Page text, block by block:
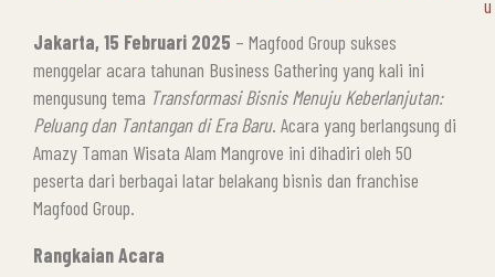
Jakarta, 15 Februari 2025 – Magfood Group sukses
menggelar acara tahunan Business Gathering yang kali ini
mengusung tema Transformasi Bisnis Menuju Keberlanjutan:
Peluang dan Tantangan di Era Baru. Acara yang berlangsung di
Amazy Taman Wisata Alam Mangrove ini dihadiri oleh 50
peserta dari berbagai latar belakang bisnis dan franchise
Magfood Group.
Rangkaian Acara